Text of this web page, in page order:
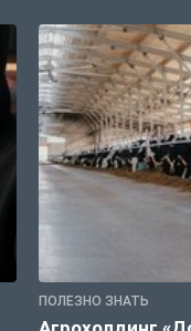
ПОЛЕЗНО ЗНАТЬ